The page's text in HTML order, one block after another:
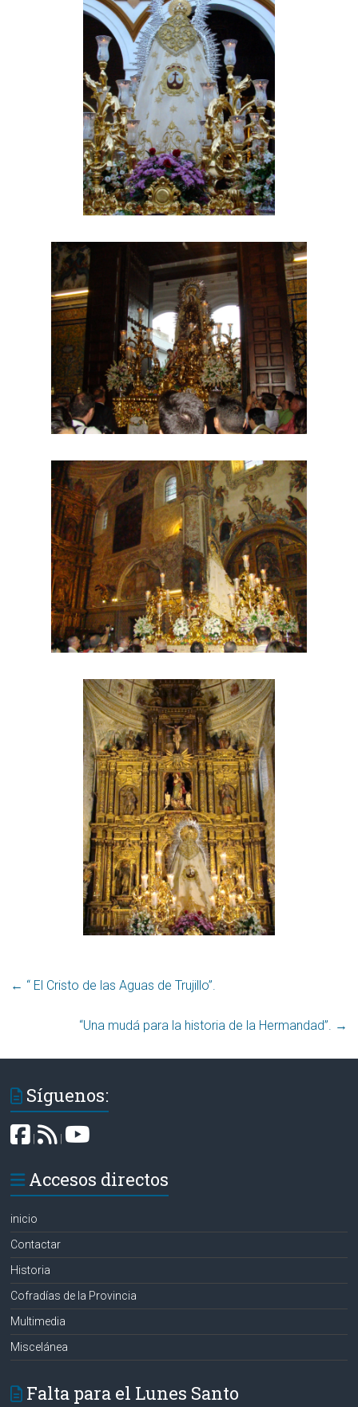
← “ El Cristo de las Aguas de Trujillo”.
“Una mudá para la historia de la Hermandad”. →
Síguenos:
|
Accesos directos
inicio
Contactar
Historia
Cofradías de la Provincia
Multimedia
Miscelánea
Falta para el Lunes Santo